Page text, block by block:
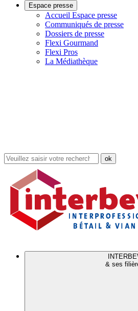
Espace presse
Accueil Espace presse
Communiqués de presse
Dossiers de presse
Flexi Gourmand
Flexi Pros
La Médiathèque
Rechercher
dans
site
& ses